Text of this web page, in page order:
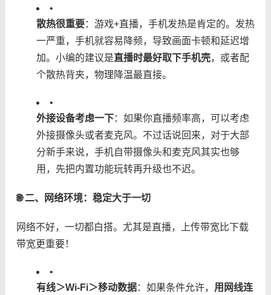
•
​散热很重要​​：游戏+直播，手机发热是肯定的。发热
一严重，手机就容易降频，导致画面卡顿和延迟增
加。小编的建议是​​直播时最好取下手机壳​​，或者配
个散热背夹，物理降温最直接。
•
​外接设备考虑一下​​：如果你直播频率高，可以考虑
外接摄像头或者麦克风。不过话说回来，对于大部
分新手来说，手机自带摄像头和麦克风其实也够
用，先把内置功能玩转再升级也不迟。
​🌐 二、网络环境：稳定大于一切​
网络不好，一切都白搭。尤其是直播，上传带宽比下载
带宽更重要！
•
​有线＞Wi-Fi＞移动数据​​：如果条件允许，​ ​用网线连